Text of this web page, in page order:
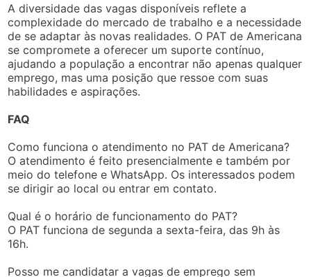
A diversidade das vagas disponíveis reflete a
complexidade do mercado de trabalho e a necessidade
de se adaptar às novas realidades. O PAT de Americana
se compromete a oferecer um suporte contínuo,
ajudando a população a encontrar não apenas qualquer
emprego, mas uma posição que ressoe com suas
habilidades e aspirações.
FAQ
Como funciona o atendimento no PAT de Americana?
O atendimento é feito presencialmente e também por
meio do telefone e WhatsApp. Os interessados podem
se dirigir ao local ou entrar em contato.
Qual é o horário de funcionamento do PAT?
O PAT funciona de segunda a sexta-feira, das 9h às
16h.
Posso me candidatar a vagas de emprego sem